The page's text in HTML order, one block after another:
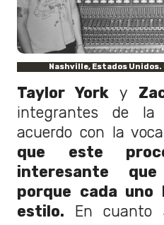
Nashville, Estados Unidos.
Taylor York y
integrantes de
acuerdo con la
que este
interesante
porque cada uno
estilo. En cuanto